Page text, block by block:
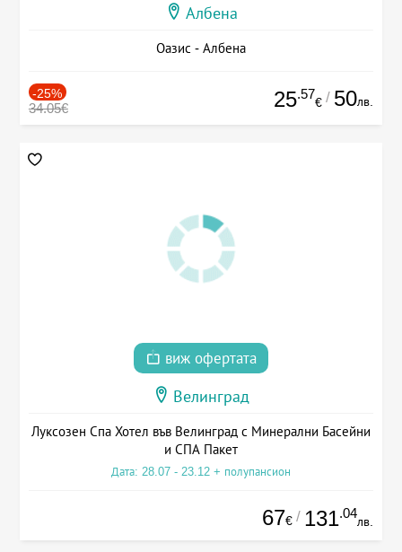
Албена
Оазис - Албена
-25%
34.05€ 25.57
€ / 50лв.
виж офертата
Велинград
Луксозен Спа Хотел във Велинград с Минерални Басейни
и СПА Пакет
Дата: 28.07 - 23.12 + полупансион
67€ / 131.04
лв.